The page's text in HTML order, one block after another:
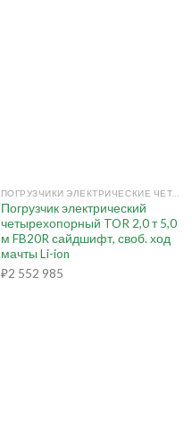
Погрузчик электрический
четырехопорный TOR 2,0 т 5,0
м FB20R сайдшифт, своб. ход
мачты Li-ion
₽2 552 985